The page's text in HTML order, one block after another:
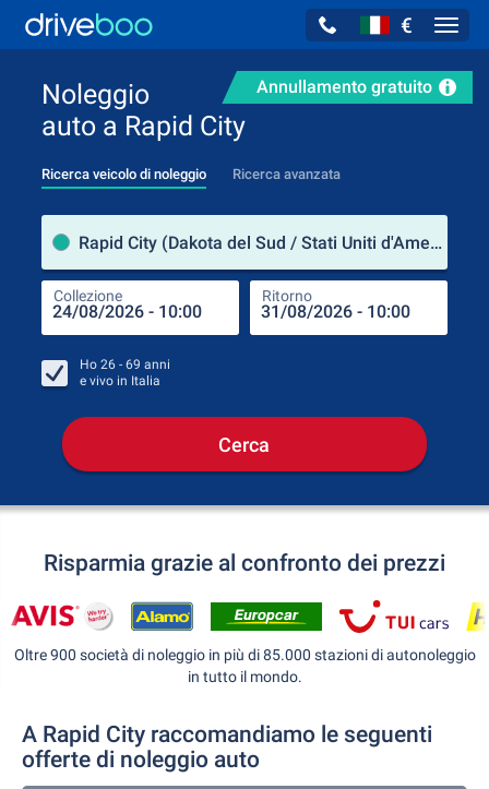
€
Annullamento gratuito
Noleggio
auto a Rapid City
Ricerca veicolo di noleggio Ricerca avanzata
Rapid City (Dakota del Sud / Stati Uniti d'America)
Collezione Ritorno
Ho 26 - 69 anni
e vivo in Italia
Cerca
Risparmia grazie al confronto dei prezzi
Oltre 900 società di noleggio in più di 85.000 stazioni di autonoleggio
in tutto il mondo.
A Rapid City raccomandiamo le seguenti
offerte di noleggio auto